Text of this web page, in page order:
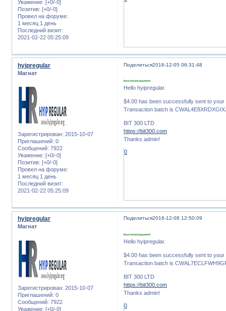
Уважение: [+0/-0]
Позитив: [+0/-0]
Провел на форуме:
1 месяц 1 день
Последний визит:
2021-02-22 05:25:09
Поделиться2016-12-05 06:31:48
hyipregular
Магнат
Зарегистрирован: 2015-10-07
Приглашений: 0
Сообщений: 7922
Уважение: [+0/-0]
Позитив: [+0/-0]
Провел на форуме:
1 месяц 1 день
Последний визит:
2021-02-22 05:25:09
Next instant payment!
Hello hyipregular.
$4.00 has been successfully sent to
Transaction batch is
BIT 300 LTD
https://bit300.com
Thanks admin!
0
Поделиться2016-12-08 12:50:09
hyipregular
Магнат
Зарегистрирован: 2015-10-07
Приглашений: 0
Сообщений: 7922
Уважение: [+0/-0]
Next instant payment!
Hello hyipregular.
$4.00 has been successfully sent to
Transaction batch is
BIT 300 LTD
https://bit300.com
Thanks admin!
0